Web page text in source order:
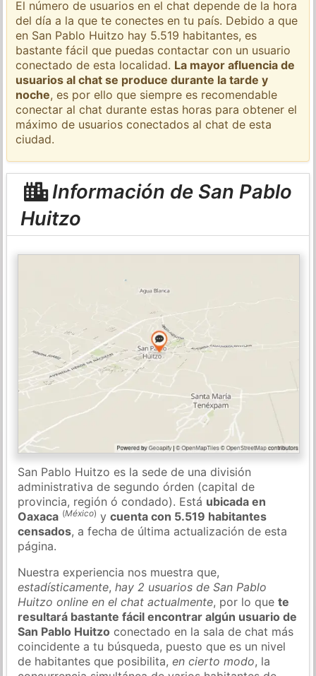
El número de usuarios en el chat depende de la hora
del día a la que te conectes en tu país. Debido a que
en San Pablo Huitzo hay 5.519 habitantes, es
bastante fácil que puedas contactar con un usuario
conectado de esta localidad. La mayor afluencia de
usuarios al chat se produce durante la tarde y
noche, es por ello que siempre es recomendable
conectar al chat durante estas horas para obtener el
máximo de usuarios conectados al chat de esta
ciudad.
Información de San Pablo
Huitzo
San Pablo Huitzo es la sede de una división
administrativa de segundo órden (capital de
provincia, región ó condado). Está ubicada en
Oaxaca (México) ycuenta con 5.519 habitantes
censados, a fecha de última actualización de esta
página.
Nuestra experiencia nos muestra que,
estadísticamente,hay 2 usuarios de San Pablo
Huitzo online en el chat actualmente, por lo quete
resultará bastante fácil encontrar algún usuario de
San Pablo Huitzo conectado en la sala de chat más
coincidente a tu búsqueda, puesto que es un nivel
de habitantes que posibilita,en cierto modo, la